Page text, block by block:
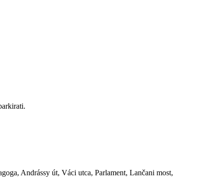
Andrássy út, Váci utca, Parlament, Lančani most,